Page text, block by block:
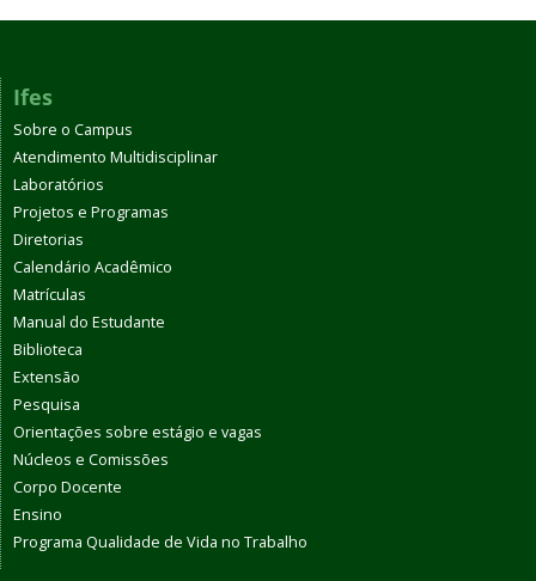
Ifes
Sobre o Campus
Atendimento Multidisciplinar
Laboratórios
Projetos e Programas
Diretorias
Calendário Acadêmico
Matrículas
Manual do Estudante
Biblioteca
Extensão
Pesquisa
Orientações sobre estágio e vagas
Núcleos e Comissões
Corpo Docente
Ensino
Programa Qualidade de Vida no Trabalho